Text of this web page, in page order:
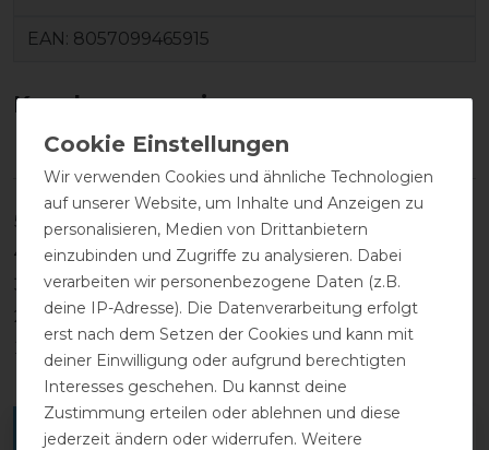
EAN: 8057099465915
Kundenrezensionen (0)
5
0
4
0
3
0
2
0
1
Melde dich an, um eine Kundenrezension zu
Wir verwenden Cookies und ähnliche Technologien
auf unserer Website, um Inhalte und Anzeigen zu
personalisieren, Medien von Drittanbietern
einzubinden und Zugriffe zu analysieren. Dabei
verarbeiten wir personenbezogene Daten (z.B.
deine IP-Adresse). Die Datenverarbeitung erfolgt
erst nach dem Setzen der Cookies und kann mit
deiner Einwilligung oder aufgrund berechtigten
Interesses geschehen. Du kannst deine
Zustimmung erteilen oder ablehnen und diese
jederzeit ändern oder widerrufen. Weitere